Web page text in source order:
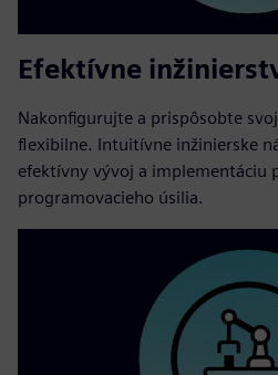
Efektívne
Nakonfigurujte a prispôsobte
flexibilne. Intuitívne inžinierske
efektívny vývoj a implementáciu
programovacieho úsilia.